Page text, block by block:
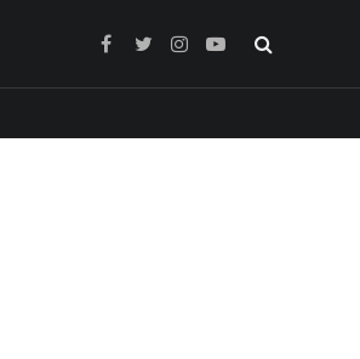
Facebook
TwitterInstagram
YouTube